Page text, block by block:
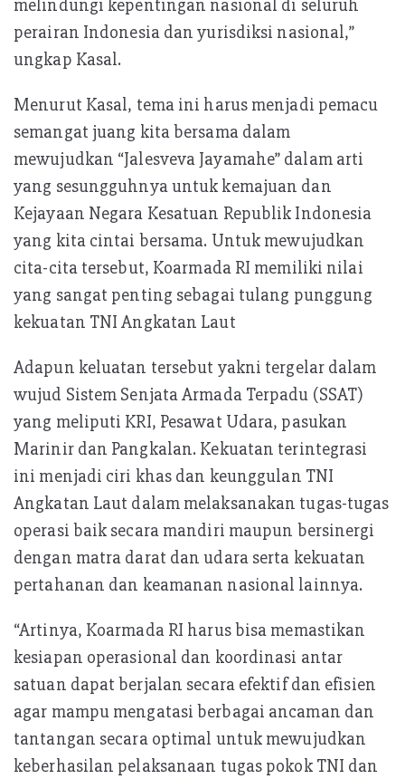
melindungi kepentingan nasional di seluruh
perairan Indonesia dan yurisdiksi nasional,”
ungkap Kasal.
Menurut Kasal, tema ini harus menjadi pemacu
semangat juang kita bersama dalam
mewujudkan “Jalesveva Jayamahe” dalam arti
yang sesungguhnya untuk kemajuan dan
Kejayaan Negara Kesatuan Republik Indonesia
yang kita cintai bersama. Untuk mewujudkan
cita-cita tersebut, Koarmada RI memiliki nilai
yang sangat penting sebagai tulang punggung
kekuatan TNI Angkatan Laut
Adapun keluatan tersebut yakni tergelar dalam
wujud Sistem Senjata Armada Terpadu (SSAT)
yang meliputi KRI, Pesawat Udara, pasukan
Marinir dan Pangkalan. Kekuatan terintegrasi
ini menjadi ciri khas dan keunggulan TNI
Angkatan Laut dalam melaksanakan tugas-tugas
operasi baik secara mandiri maupun bersinergi
dengan matra darat dan udara serta kekuatan
pertahanan dan keamanan nasional lainnya.
“Artinya, Koarmada RI harus bisa memastikan
kesiapan operasional dan koordinasi antar
satuan dapat berjalan secara efektif dan efisien
agar mampu mengatasi berbagai ancaman dan
tantangan secara optimal untuk mewujudkan
keberhasilan pelaksanaan tugas pokok TNI dan